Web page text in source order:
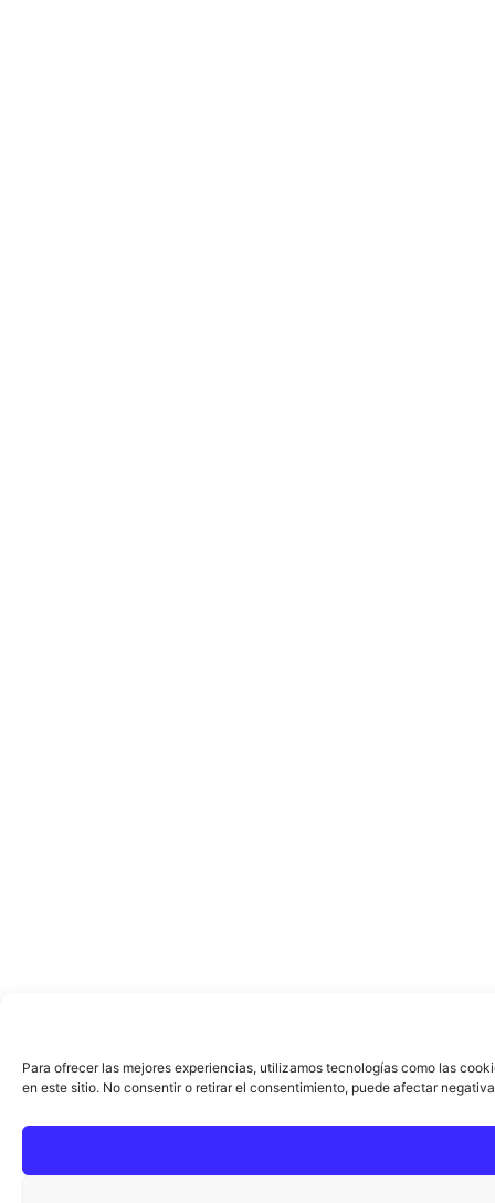
Para ofrecer las mejores experiencias, utilizamos tecnologías como las
en este sitio. No consentir o retirar el consentimiento, puede afectar